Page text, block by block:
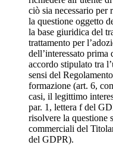
ciò sia necessario per
la questione oggetto
la base giuridica del
trattamento per
dell’interessato
accordo stipulato tra
sensi del
formazione (art. 6,
casi, il legittimo
par. 1, lettera f del
risolvere la questione
commerciali del
del GDPR).